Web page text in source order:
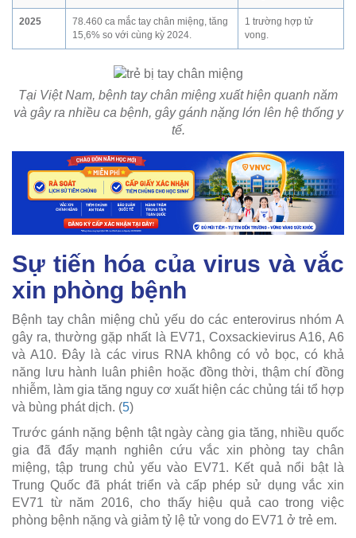
2025
78.460 ca mắc tay chân miệng, tăng
15,6% so với cùng kỳ 2024.
1 trường hợp tử
vong.
Tại Việt Nam, bệnh tay chân miệng xuất hiện quanh năm
và gây ra nhiều ca bệnh, gây gánh nặng lớn lên hệ thống y
tế.
Sự tiến hóa của virus và vắc
xin phòng bệnh
Bệnh tay chân miệng chủ yếu do các enterovirus nhóm A
gây ra, thường gặp nhất là EV71, Coxsackievirus A16, A6
và A10. Đây là các virus RNA không có vỏ bọc, có khả
năng lưu hành luân phiên hoặc đồng thời, thậm chí đồng
nhiễm, làm gia tăng nguy cơ xuất hiện các chủng tái tổ hợp
và bùng phát dịch. (5)
Trước gánh nặng bệnh tật ngày càng gia tăng, nhiều quốc
gia đã đẩy mạnh nghiên cứu vắc xin phòng tay chân
miệng, tập trung chủ yếu vào EV71. Kết quả nổi bật là
Trung Quốc đã phát triển và cấp phép sử dụng vắc xin
EV71 từ năm 2016, cho thấy hiệu quả cao trong việc
phòng bệnh nặng và giảm tỷ lệ tử vong do EV71 ở trẻ em.